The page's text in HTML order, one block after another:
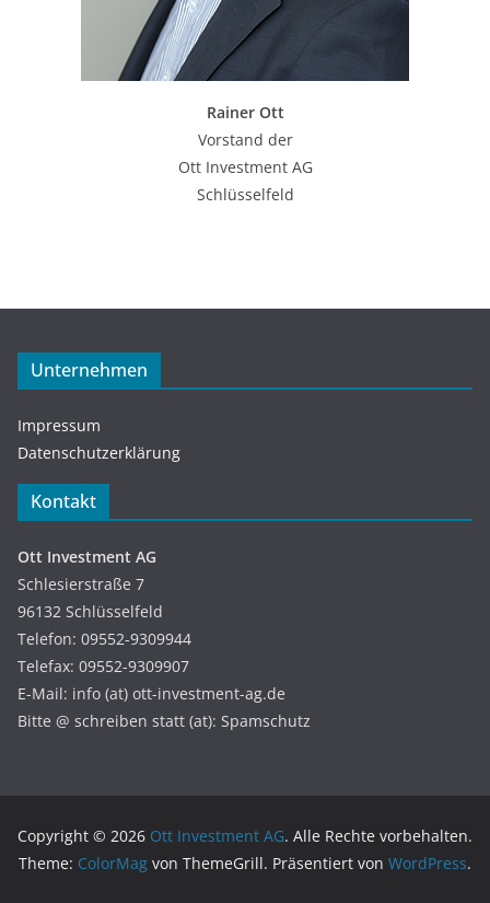
Rainer Ott
Vorstand der
Ott Investment AG
Schlüsselfeld
Unternehmen
Impressum
Datenschutzerklärung
Kontakt
Ott Investment AG
Schlesierstraße 7
96132 Schlüsselfeld
Telefon: 09552-9309944
Telefax: 09552-9309907
E-Mail: info (at) ott-investment-ag.de
Bitte @ schreiben statt (at): Spamschutz
Copyright © 2026 Ott Investment AG. Alle Rechte vorbehalten.
Theme: ColorMag von ThemeGrill. Präsentiert von WordPress.